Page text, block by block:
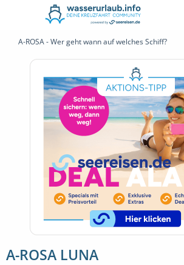
A-ROSA - Wer geht wann auf welches Schiff?
A-ROSA LUNA